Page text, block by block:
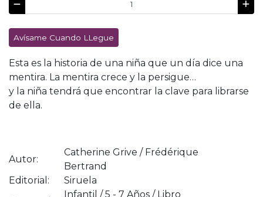
Avísame Cuando LLegue
Esta es la historia de una niña que un día dice una
mentira. La mentira crece y la persigue…
y la niña tendrá que encontrar la clave para librarse
de ella.
Autor:
Catherine Grive / Frédérique
Bertrand
Editorial:
Siruela
Infantil / 5 - 7 Años / Libro